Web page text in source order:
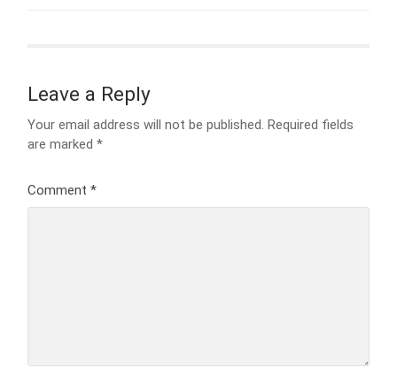
Leave a Reply
Your email address will not be published. Required fields
are marked*
Comment*